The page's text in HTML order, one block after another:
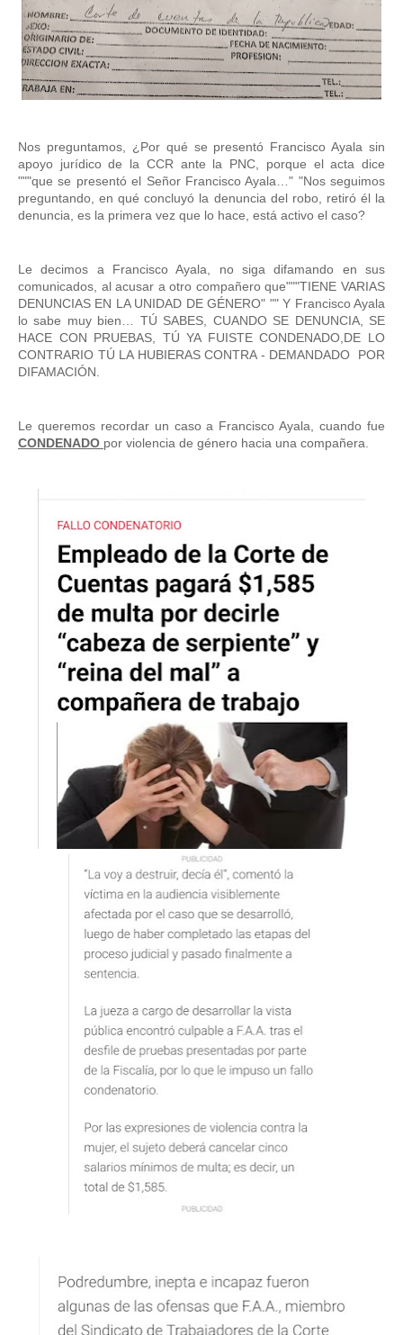
Nos preguntamos, ¿Por qué se presentó Francisco Ayala sin
apoyo jurídico de la CCR ante la PNC, porque el acta dice
"""que se presentó el Señor Francisco Ayala…" "Nos seguimos
preguntando, en qué concluyó la denuncia del robo, retiró él la
denuncia, es la primera vez que lo hace, está activo el caso?
Le decimos a Francisco Ayala, no siga difamando en sus
comunicados, al acusar a otro compañero que"""TIENE VARIAS
DENUNCIAS EN LA UNIDAD DE GÉNERO" "" Y Francisco Ayala
lo sabe muy bien… TÚ SABES, CUANDO SE DENUNCIA, SE
HACE CON PRUEBAS, TÚ YA FUISTE CONDENADO,DE LO
CONTRARIO TÚ LA HUBIERAS CONTRA - DEMANDADO  POR
DIFAMACIÓN.
CONDENADO por violencia de género hacia una compañera.